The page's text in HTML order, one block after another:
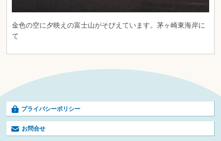
金色の空に夕映えの富士山がそびえています。茅ヶ崎東海岸に
て
プライバシーポリシー
お問合せ